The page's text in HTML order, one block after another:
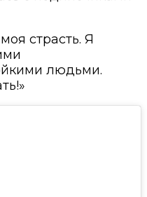
страсть. Я
людьми.